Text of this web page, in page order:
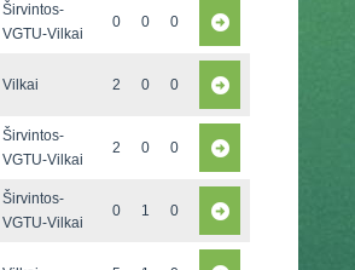
Širvintos-
VGTU-Vilkai
0 0 0
Vilkai 2 0 0
Širvintos-
VGTU-Vilkai
2 0 0
Širvintos-
VGTU-Vilkai
0 1 0